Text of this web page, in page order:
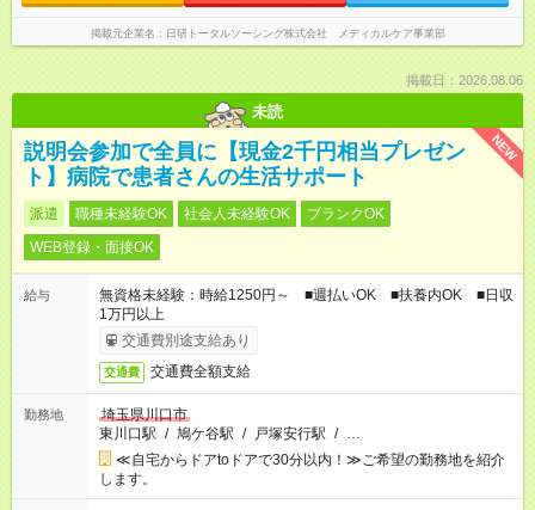
掲載元企業名 日研トータルソーシング株式会社 メディカルケア事業部
掲載日：2026.08.06
未読
NEW
説明会参加で全員に【現金2千円相当プレゼン
ト】病院で患者さんの生活サポート
派遣 職種未経験OK 社会人未経験OK
ブランクOK
WEB登録・面接OK
給与
無資格未経験：時給1250円～ ■週払いOK ■扶養内OK ■日収
1万円以上
交通費別途支給あり
交通費 交通費全額支給
勤務地
埼玉県川口市
東川口駅 / 鳩ケ谷駅 / 戸塚安行駅 / …
≪自宅からドアtoドアで30分以内！≫ご希望の勤務地を紹介
します。